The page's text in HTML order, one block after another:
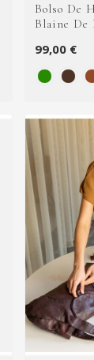
Bolso De
Blaine De
99,00 €